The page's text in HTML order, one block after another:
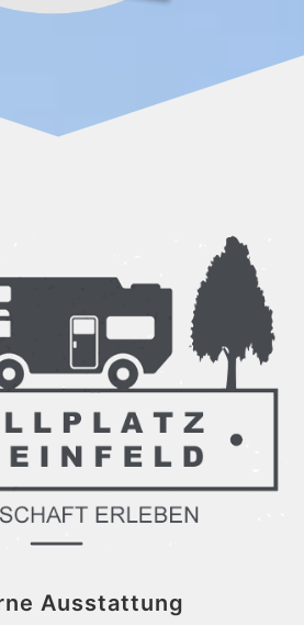
Ausstattung